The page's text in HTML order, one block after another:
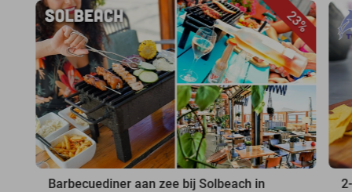
23%
Barbecuediner aan zee bij Solbeach in